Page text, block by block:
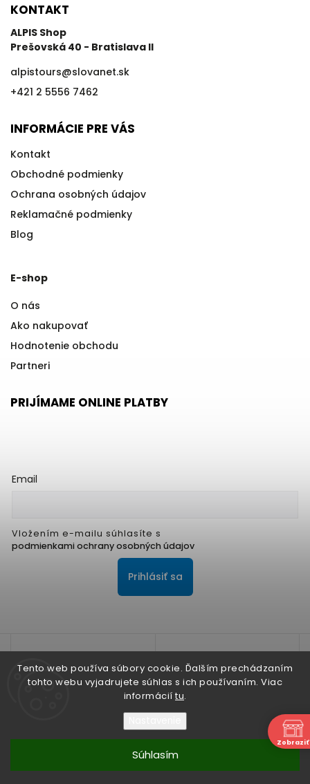
Tento web používa súbory cookie. Ďalším prechádzaním
tohto webu vyjadrujete súhlas s ich používaním. Viac
informácií tu.
Súhlasím
KONTAKT
ALPIS Shop
Prešovská 40 - Bratislava II
alpistours@slovanet.sk
+421 2 5556 7462
INFORMÁCIE PRE VÁS
Kontakt
Obchodné podmienky
Ochrana osobných údajov
Reklamačné podmienky
Blog
E-shop
O nás
Ako nakupovať
Hodnotenie obchodu
Partneri
PRIJÍMAME ONLINE PLATBY
Email
Vložením e-mailu súhlasíte s
podmienkami ochrany osobných údajov
Prihlásiť sa
ALPIS SHOP. Všetky práva vyhradené.
Zobraziť
Na zlepšenie našich služieb používame cookies. O ich
používaní a možnostiach nastavenia sa dozviete viac v
Nesúhlasím